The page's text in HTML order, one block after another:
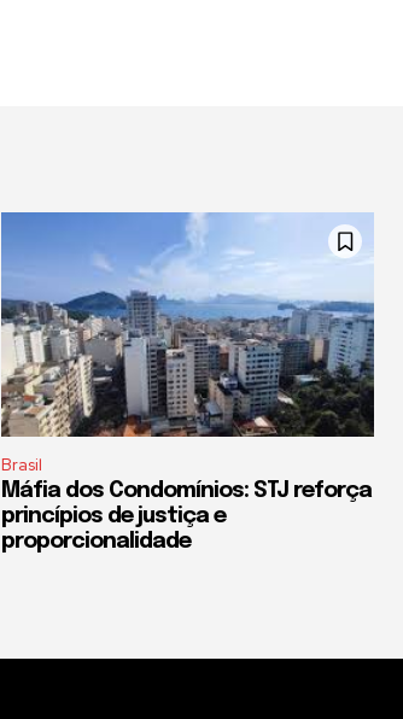
Brasil
Máfia dos Condomínios: STJ reforça
princípios de justiça e
proporcionalidade